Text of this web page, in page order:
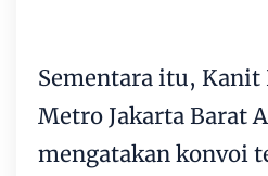
Sementara itu,
Metro Jakarta Barat
mengatakan konvoi